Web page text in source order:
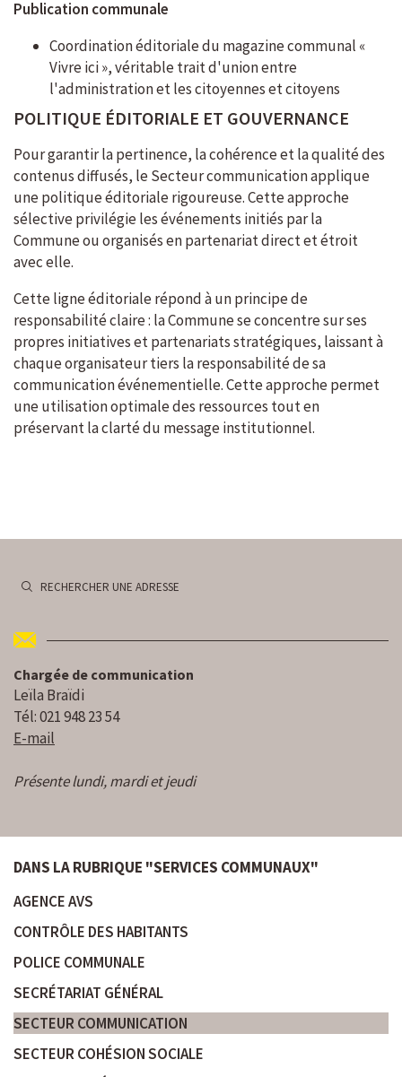
Publication communale
Coordination éditoriale du magazine communal «
Vivre ici », véritable trait d'union entre
l'administration et les citoyennes et citoyens
POLITIQUE ÉDITORIALE ET GOUVERNANCE
Pour garantir la pertinence, la cohérence et la qualité des
contenus diffusés, le Secteur communication applique
une politique éditoriale rigoureuse. Cette approche
sélective privilégie les événements initiés par la
Commune ou organisés en partenariat direct et étroit
avec elle.
Cette ligne éditoriale répond à un principe de
responsabilité claire : la Commune se concentre sur ses
propres initiatives et partenariats stratégiques, laissant à
chaque organisateur tiers la responsabilité de sa
communication événementielle. Cette approche permet
une utilisation optimale des ressources tout en
préservant la clarté du message institutionnel.
RECHERCHER UNE ADRESSE
Chargée de communication
Leïla Braïdi
Tél: 021 948 23 54
E-mail
Présente lundi, mardi et jeudi
DANS LA RUBRIQUE "SERVICES COMMUNAUX"
AGENCE AVS
CONTRÔLE DES HABITANTS
POLICE COMMUNALE
SECRÉTARIAT GÉNÉRAL
SECTEUR COMMUNICATION
SECTEUR COHÉSION SOCIALE